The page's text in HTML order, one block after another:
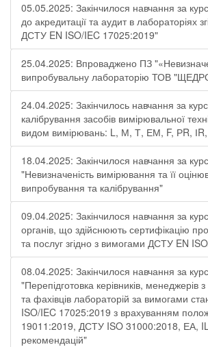
05.05.2025: Закінчилося навчання за
до акредитації та аудит в лабораторіях
ДСТУ EN ISO/IEC 17025:2019"
25.04.2025: Впроваджено ПЗ
випробувальну лабораторію ТОВ
24.04.2025: Закінчилось навчання за
калібрування засобів вимірювальної
видом вимірювань: L, М, Т, ЕМ, F, РR,
18.04.2025: Закінчилося навчання за
"Невизначеність вимірювання та її
випробування та калібрування"
09.04.2025: Закінчилося навчання за
органів, що здійснюють сертифікацію
та послуг згідно з вимогами ДСТУ EN
08.04.2025: Закінчилося навчання за
"Перепідготовка керівників, менеджерів з
та фахівців лабораторій за вимогами
ISO/IEC 17025:2019 з врахуванням
19011:2019, ДСТУ ISO 31000:2018, ЕА,
рекомендацій"